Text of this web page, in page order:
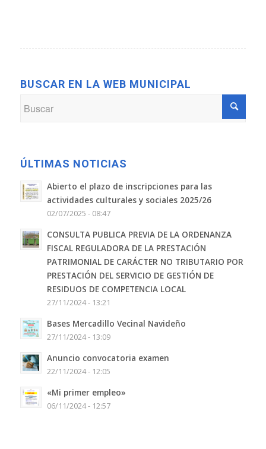
BUSCAR EN LA WEB MUNICIPAL
ÚLTIMAS NOTICIAS
Abierto el plazo de inscripciones para las
actividades culturales y sociales 2025/26
02/07/2025 - 08:47
CONSULTA PUBLICA PREVIA DE LA ORDENANZA
FISCAL REGULADORA DE LA PRESTACIÓN
PATRIMONIAL DE CARÁCTER NO TRIBUTARIO POR
PRESTACIÓN DEL SERVICIO DE GESTIÓN DE
RESIDUOS DE COMPETENCIA LOCAL
27/11/2024 - 13:21
Bases Mercadillo Vecinal Navideño
27/11/2024 - 13:09
Anuncio convocatoria examen
22/11/2024 - 12:05
«Mi primer empleo»
06/11/2024 - 12:57